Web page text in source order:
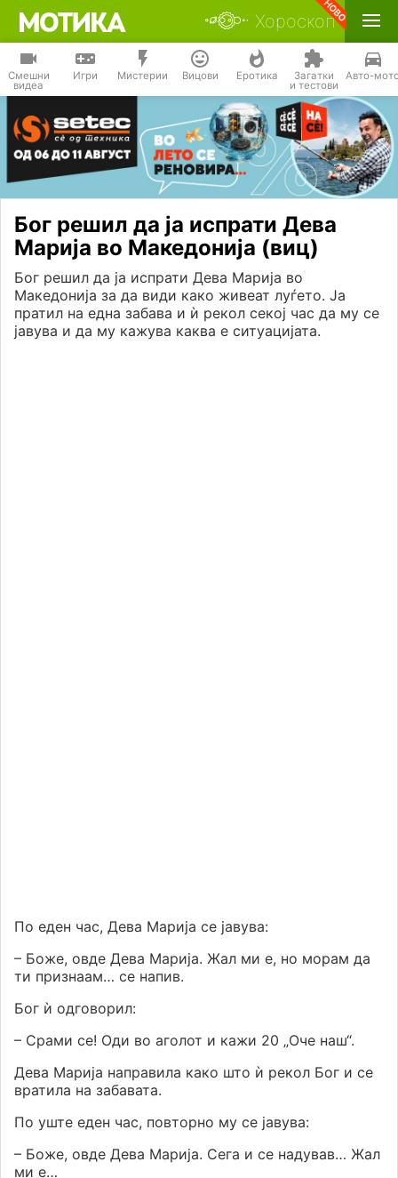
Хороскоп
Смешни
видеа
Игри Мистерии Вицови Еротика Загатки
и тестови
Авто-
Бог решил да ја испрати Дева
Марија во Македонија (виц)
Бог решил да ја испрати Дева Марија во
Македонија за да види како живеат луѓето. Ја
пратил на една забава и ѝ рекол секој час да му се
јавува и да му кажува каква е ситуацијата.
По еден час, Дева Марија се јавува:
– Боже, овде Дева Марија. Жал ми е, но морам да
ти признаам… се напив.
Бог ѝ одговорил:
– Срами се! Оди во аголот и кажи 20 „Оче наш“.
Дева Марија направила како што ѝ рекол Бог и се
вратила на забавата.
По уште еден час, повторно му се јавува:
– Боже, овде Дева Марија. Сега и се надував… Жал
ми е…